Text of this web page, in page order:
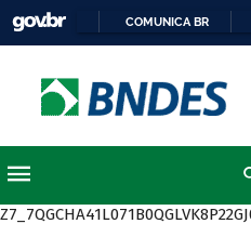
COMUNICA BR